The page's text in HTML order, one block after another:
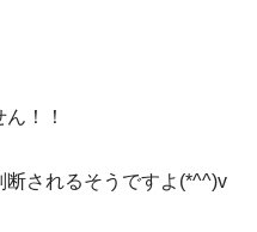
！！
されるそうですよ(*^^)v